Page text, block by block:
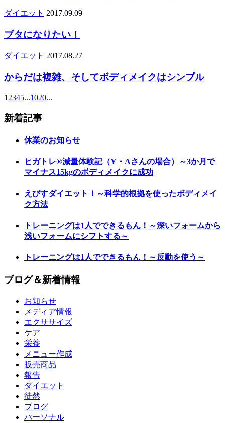
ダイエット 2017.09.09
ブタになりたい！
ダイエット 2017.08.27
からだは複雑、そしてボディメイクはシンプル
1 2345...1020...
新着記事
休業のお知らせ
ヒガトレ®減量体験記（Y・Aさんの場合）～3か月で
マイナス15kgのボディメイクに成功
えびすダイエット！～科学的根拠を使ったボディメイ
ク方法
トレーニングは1人でできるもん！～深いフォームから
浅いフォームにシフトする～
トレーニングは1人でできるもん！～反動を使う～
ブログ＆新着情報
お知らせ
メディア情報
エクササイズ
ケア
栄養
メニュー作成
販売商品
報告
ダイエット
徒然
ブログ
パーソナル